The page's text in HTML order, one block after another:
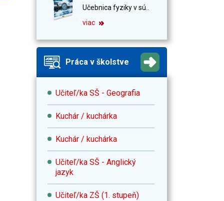
Učebnica fyziky v sú..
viac
Práca v školstve
Učiteľ/ka SŠ - Geografia
Kuchár / kuchárka
Kuchár / kuchárka
Učiteľ/ka SŠ - Anglický
jazyk
Učiteľ/ka ZŠ (1. stupeň)